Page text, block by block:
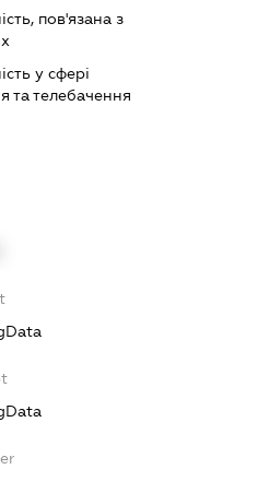
пов'язана з
у сфері
та телебачення